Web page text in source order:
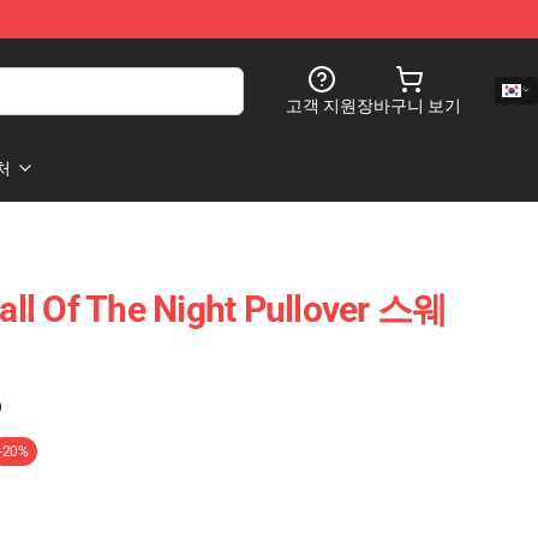
고객 지원장바구니 보기
Of The Night Pullover 스웨
-20%